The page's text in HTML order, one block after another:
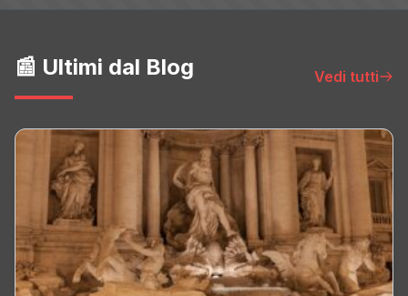
📰 Ultimi dal Blog Vedi tutti